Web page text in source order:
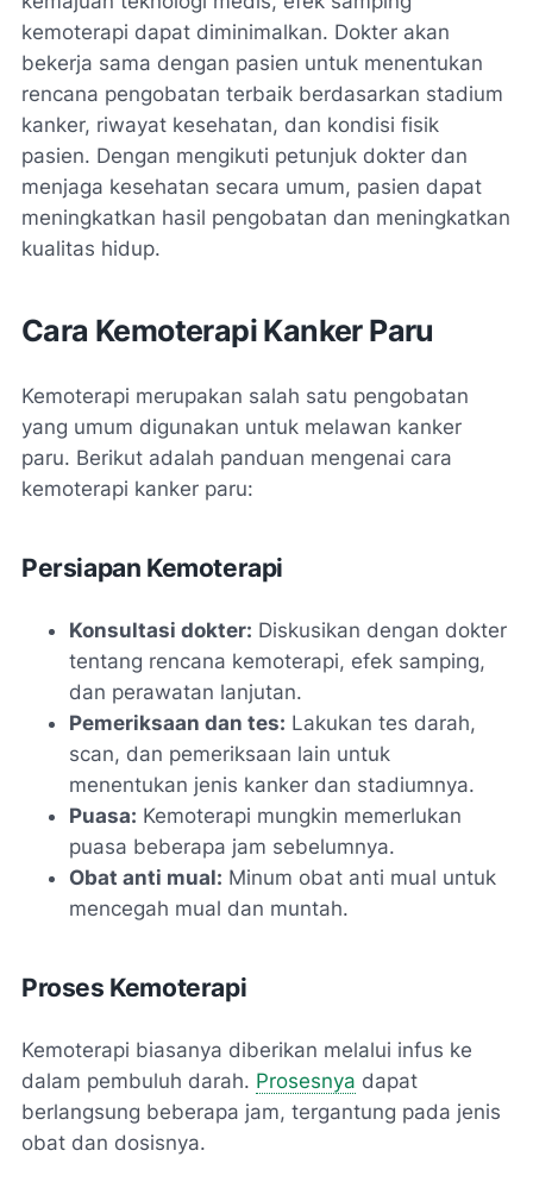
kemoterapi dapat diminimalkan. Dokter akan
bekerja sama dengan pasien untuk menentukan
rencana pengobatan terbaik berdasarkan stadium
kanker, riwayat kesehatan, dan kondisi fisik
pasien. Dengan mengikuti petunjuk dokter dan
menjaga kesehatan secara umum, pasien dapat
meningkatkan hasil pengobatan dan meningkatkan
kualitas hidup.
Cara Kemoterapi Kanker Paru
Kemoterapi merupakan salah satu pengobatan
yang umum digunakan untuk melawan kanker
paru. Berikut adalah panduan mengenai cara
kemoterapi kanker paru:
Persiapan Kemoterapi
Konsultasi dokter: Diskusikan dengan dokter
tentang rencana kemoterapi, efek samping,
dan perawatan lanjutan.
Pemeriksaan dan tes: Lakukan tes darah,
scan, dan pemeriksaan lain untuk
menentukan jenis kanker dan stadiumnya.
Puasa: Kemoterapi mungkin memerlukan
puasa beberapa jam sebelumnya.
Obat anti mual: Minum obat anti mual untuk
mencegah mual dan muntah.
Proses Kemoterapi
Kemoterapi biasanya diberikan melalui infus ke
dalam pembuluh darah. Prosesnya dapat
berlangsung beberapa jam, tergantung pada jenis
obat dan dosisnya.